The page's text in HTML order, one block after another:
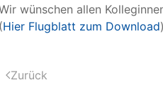
wünschen allen
(Hier Flugblatt zum Download)
Zurück